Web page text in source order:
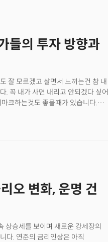
제외한 섹터별 투자 동향을 보면
들의 투자 방향과
잘 모르겠고 살면서 느끼는건 참 내
. 꼭 내가 사면 내리고 안되겠다 싶어
크하는것도 좋을때가 있습니다.
보도록 하겠습니다.
오 변화, 운명 건
상승세를 보이며 새로운 강세장의
다. 연준의 금리인상은 아직